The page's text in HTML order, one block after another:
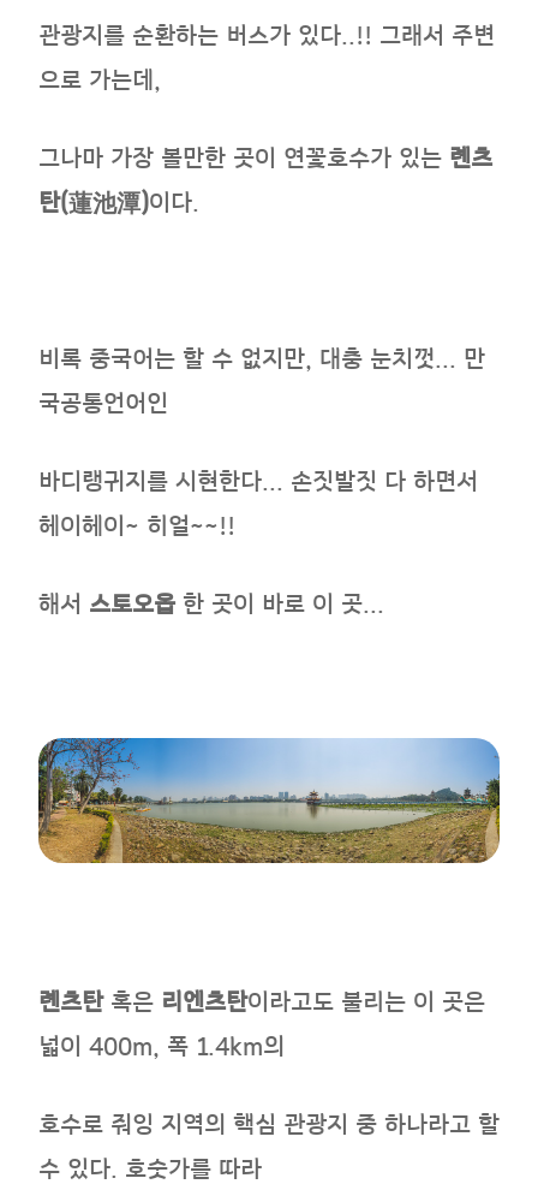
관광지를 순환하는 버스가 있다..!! 그래서 주변
으로 가는데,
그나마 가장 볼만한 곳이 연꽃호수가 있는 롄츠
탄(蓮池潭)이다.
비록 중국어는 할 수 없지만, 대충 눈치껏... 만
국공통언어인
바디랭귀지를 시현한다... 손짓발짓 다 하면서
헤이헤이~ 히얼~~!!
해서 스토오옵 한 곳이 바로 이 곳...
롄츠탄혹은 리엔츠탄이라고도 불리는 이 곳은
넓이 400m, 폭 1.4km의
호수로 줘잉 지역의 핵심 관광지 중 하나라고 할
수 있다. 호숫가를 따라